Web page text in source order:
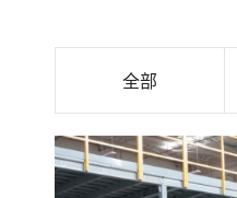
全部